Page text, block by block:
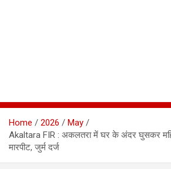
Home 2026
May
Akaltara FIR : अकलतरा में घर के अंदर घुसकर
मारपीट, जुर्म दर्ज